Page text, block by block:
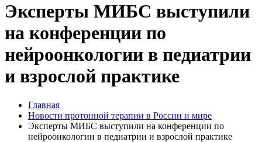
Эксперты МИБС выступили
на конференции по
нейроонкологии в педиатрии
и взрослой практике
Главная
Новости протонной терапии в России и мире
Эксперты МИБС выступили на конференции по
нейроонкологии в педиатрии и взрослой практике